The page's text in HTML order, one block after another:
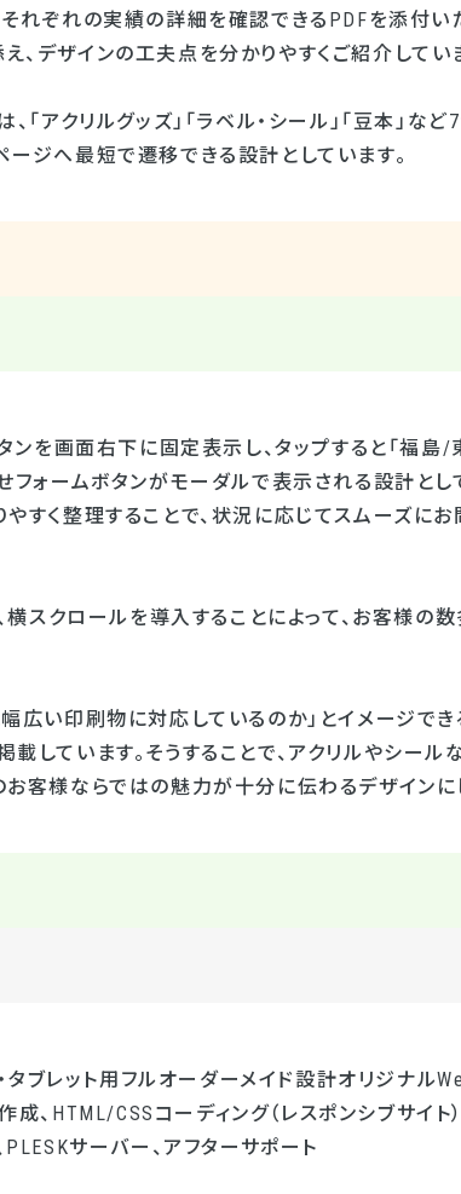
れぞれの実績の詳細を確認できるPDFを添付い
デザインの工夫点を分かりやすくご紹介してい
「アクリルグッズ」「ラベル・シール」「豆本」な
ジへ最短で遷移できる設計としています。
ンを画面右下に固定表示し、タップすると「福島/
フォームボタンがモーダルで表示される設計とし
すく整理することで、状況に応じてスムーズに
横スクロールを導入することによって、お客様の
広い印刷物に対応しているのか」とイメージでき
しています。そうすることで、アクリルやシール
客様ならではの魅力が十分に伝わるデザインに
タブレット用フルオーダーメイド設計オリジナル
、HTML/CSSコーディング（レスポンシブサイト
サーバー、アフターサポート